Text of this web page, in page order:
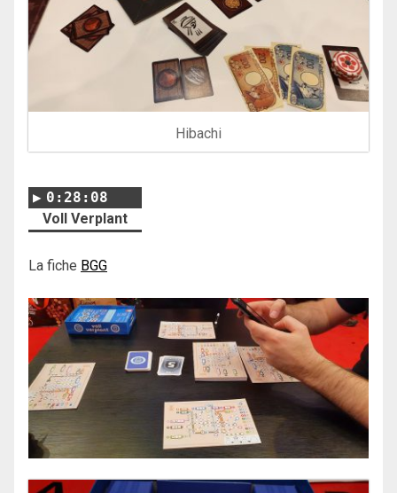
Hibachi
0:28:08
Voll Verplant
La fiche BGG